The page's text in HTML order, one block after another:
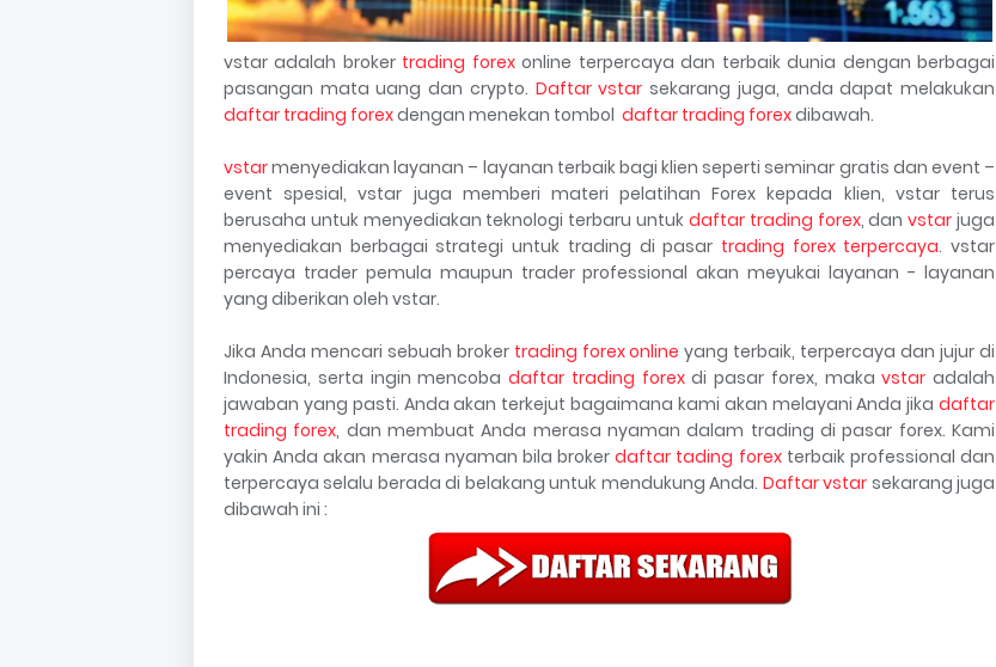
vstar adalah broker trading forexonline terpercaya dan terbaik dunia dengan berbagai
pasangan mata uang dan crypto. Daftar vstar sekarang juga, anda dapat melakukan
daftar trading forexdengan menekan tombol daftar trading forexdibawah.
vstarmenyediakan layanan – layanan terbaik bagi klien seperti seminar gratis dan event –
event spesial, vstar juga memberi materi pelatihan Forex kepada klien, vstar terus
berusaha untuk menyediakan teknologi terbaru untuk daftar trading forex, danvstar juga
menyediakan berbagai strategi untuk trading di pasar trading forex terpercaya. vstar
percaya trader pemula maupun trader professional akan meyukai layanan - layanan
yang diberikan oleh vstar.
Jika Anda mencari sebuah broker trading forex online yang terbaik, terpercaya dan jujur di
Indonesia, serta ingin mencoba daftar trading forexdi pasar forex, makavstar adalah
jawaban yang pasti. Anda akan terkejut bagaimana kami akan melayani Anda jika daftar
trading forex, dan membuat Anda merasa nyaman dalam trading di pasar forex. Kami
yakin Anda akan merasa nyaman bila brokerdaftar tading forexterbaik professional dan
terpercaya selalu berada di belakang untuk mendukung Anda. Daftar vstar sekarang juga
dibawah ini :